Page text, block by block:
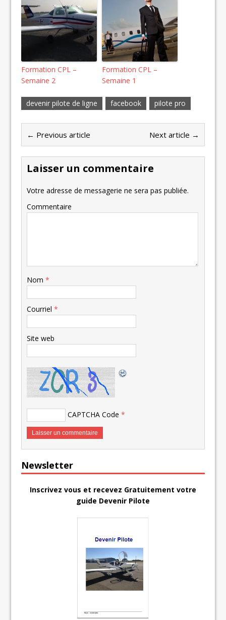
Formation CPL –
Semaine 2
Formation CPL –
Semaine 1
devenir pilote de ligne facebook pilote pro
← Previous article Next article →
Laisser un commentaire
Votre adresse de messagerie ne sera pas publiée.
Commentaire
Nom*
Courriel*
Site web
CAPTCHA Code *
Newsletter
Inscrivez vous et recevez Gratuitement votre
guide Devenir Pilote